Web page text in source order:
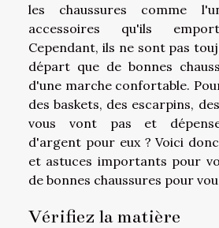
les chaussures comme
accessoires qu'ils
Cependant, ils ne sont pas
départ que de bonnes
d'une marche confortable.
des baskets, des escarpins,
vous vont pas et
d'argent pour eux ? Voici
et astuces importants pour
de bonnes chaussures pour
Vérifiez la matière